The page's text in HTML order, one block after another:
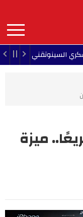
contenu
principal
MAIN
NAVIGATION
23:05 - 2026/08/07
ميزة